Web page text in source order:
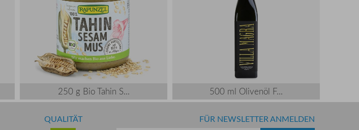
250 g Bio Tahin S... 500 ml Olivenöl F...
QUALITÄT FÜR NEWSLETTER ANMELDEN